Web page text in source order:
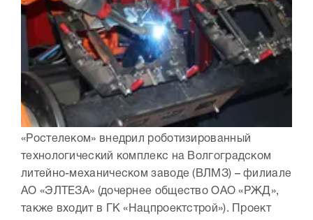
«Ростелеком» внедрил роботизированный
технологический комплекс на Волгоградском
литейно-механическом заводе (ВЛМЗ) – филиале
АО «ЭЛТЕЗА» (дочернее общество ОАО «РЖД»,
также входит в ГК «Нацпроектстрой»). Проект